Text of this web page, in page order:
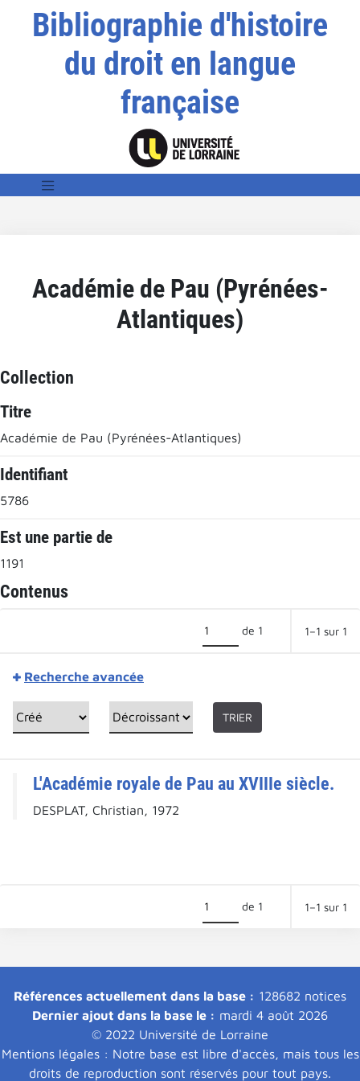
Bibliographie d'histoire
du droit en langue
française
Académie de Pau (Pyrénées-
Atlantiques)
Collection
Titre
Académie de Pau (Pyrénées-Atlantiques)
Identifiant
5786
Est une partie de
1191
Contenus
de 1 1–1 sur 1
Recherche avancée
TRIER
L'Académie royale de Pau au XVIIIe siècle.
DESPLAT, Christian, 1972
de 1 1–1 sur 1
Références actuellement dans la base : 128682 notices
Dernier ajout dans la base le : mardi 4 août 2026
© 2022 Université de Lorraine
Mentions légales : Notre base est libre d'accès, mais tous les
droits de reproduction sont réservés pour tout pays.